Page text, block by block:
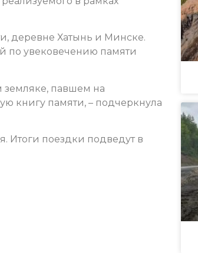
деревне Хатынь и Минске.
по увековечению памяти
земляке, павшем на
книгу памяти, – подчеркнула
Итоги поездки подведут в